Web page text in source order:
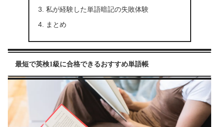
私が経験した単語暗記の失敗体験
まとめ
最短で英検1級に合格できるおすすめ単語帳